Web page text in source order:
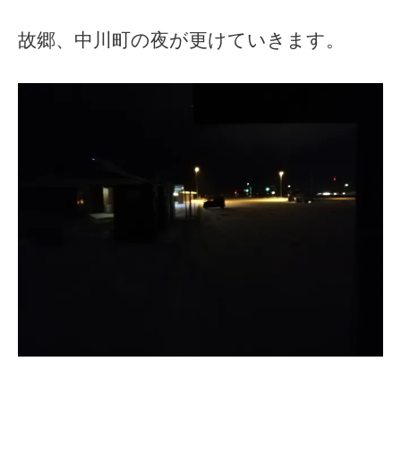
故郷、中川町の夜が更けていきます。